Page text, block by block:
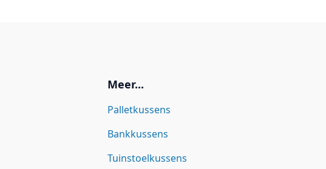
Meer...
Palletkussens
Bankkussens
Tuinstoelkussens